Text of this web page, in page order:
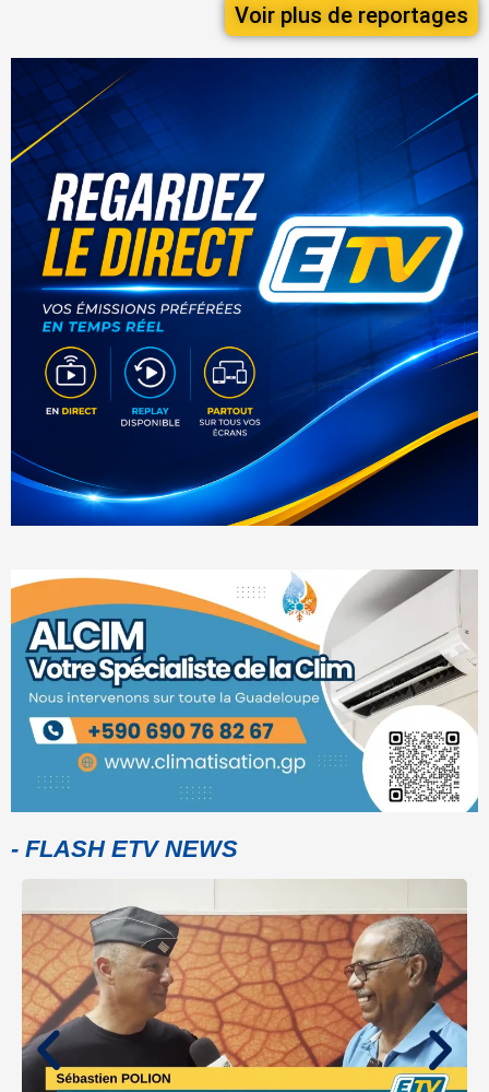
Voir plus de reportages
- FLASH ETV NEWS